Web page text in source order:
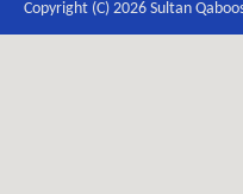
Copyright (C) 2026 Sultan